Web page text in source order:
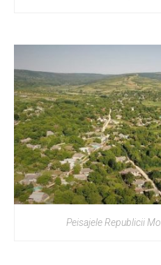
Peisajele Republicii